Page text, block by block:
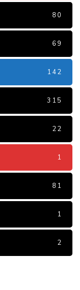
80
69
142
315
22
1
81
1
2